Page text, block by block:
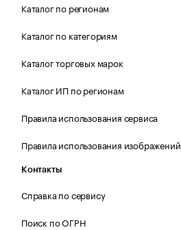
Каталог по регионам
Каталог по категориям
Каталог торговых марок
Каталог ИП по регионам
Правила использования сервиса
Правила использования изображений
Контакты
Справка по сервису
Поиск по ОГРН